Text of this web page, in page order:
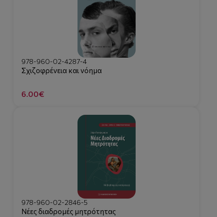
978-960-02-4287-4
Σχιζοφρένεια και νόημα
6.00€
978-960-02-2846-5
Νέες διαδρομές μητρότητας